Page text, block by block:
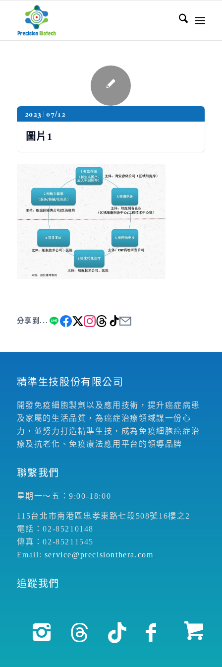
2023 07/12
圖片1
分享到...
精準生技股份有限公司
開發免疫細胞製劑以及應用技術，提升癌症病患
及家屬的生活品質，為癌症治療領域謀一份心
力，並努力打造精準生技，成為免疫細胞癌症治
療及抗老化、免疫療法應用平台的領導品牌
聯繫我們
星期一～五：9:00-18:00
115台北市南港區忠孝東路七段508號16樓之2
電話：02-85210148
傳真：02-85211545
Email: service@precisionthera.com
追蹤我們